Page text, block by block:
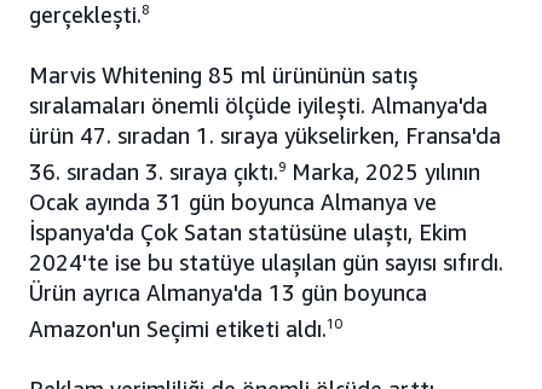
gerçekleşti.8
Marvis Whitening 85 ml ürününün satış
sıralamaları önemli ölçüde iyileşti. Almanya'da
ürün 47. sıradan 1. sıraya yükselirken, Fransa'da
36. sıradan 3. sıraya çıktı.9 Marka, 2025 yılının
Ocak ayında 31 gün boyunca Almanya ve
İspanya'da Çok Satan statüsüne ulaştı, Ekim
2024'te ise bu statüye ulaşılan gün sayısı sıfırdı.
Ürün ayrıca Almanya'da 13 gün boyunca
Amazon'un Seçimi etiketi aldı.10